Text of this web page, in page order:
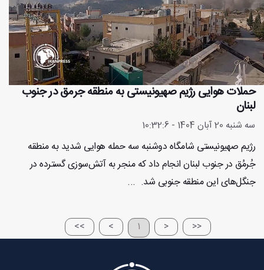
حملات هوایی رژیم صهیونیستی به منطقه جرمق در جنوب
لبنان
سه شنبه 20 آبان 1404 - 10:32:6
رژیم صهیونیستی شامگاه دوشنبه سه حمله هوایی شدید به منطقه
جُرمُق در جنوب لبنان انجام داد که منجر به آتش‌سوزی‌ گسترده در
جنگل‌های این منطقه جنوبی شد. ...
<<
<
1
>
>>